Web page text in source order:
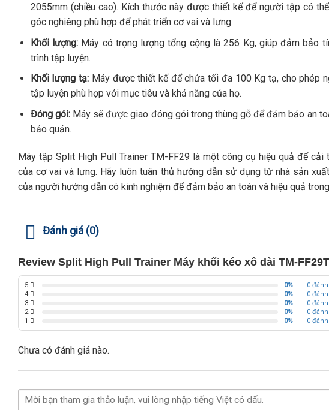
2055mm (chiều cao). Kích thước này được thiết kế để người tập có
góc nghiêng phù hợp để phát triển cơ vai và lưng.
Khối lượng: Máy có trọng lượng tổng cộng là 256 Kg, giúp đảm bảo
trình tập luyện.
Khối lượng tạ: Máy được thiết kế để chứa tối đa 100 Kg tạ, cho phép
tập luyện phù hợp với mục tiêu và khả năng của họ.
Đóng gói:Máy sẽ được giao đóng gói trong thùng gỗ để đảm bảo an
bảo quản.
Máy tập Split High Pull Trainer TM-FF29 là một công cụ hiệu quả để cải
của cơ vai và lưng. Hãy luôn tuân thủ hướng dẫn sử dụng từ nhà sản
của người hướng dẫn có kinh nghiệm để đảm bảo an toàn và hiệu quả
Đánh giá (0)
Review Split High Pull Trainer Máy khối kéo xô dài TM-
5 0%
| 0
4
0%
| 0
3
0%
| 0
2
0%
| 0
1
0% | 0
Chưa có đánh giá nào.